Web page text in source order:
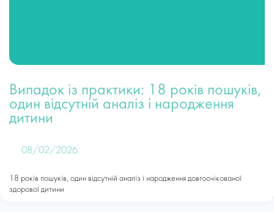
Випадок із практики: 18 років пошуків,
один відсутній аналіз і народження
дитини
08/02/2026
18 років пошуків, один відсутній аналіз і народження довгоочікованої
здорової дитини